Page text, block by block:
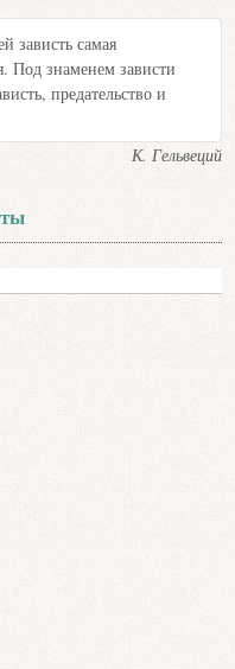
зависть самая
Под знаменем зависти
предательство и
К. Гельвеций